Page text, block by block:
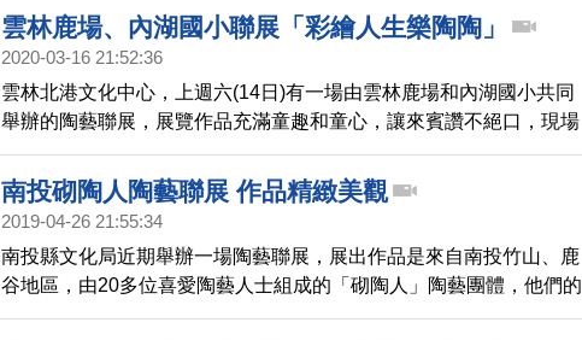
雲林鹿場、內湖國小聯展「彩繪人生樂陶陶」
2020-03-16 21:52:36
雲林北港文化中心，上週六(14日)有一場由雲林鹿場和內湖國小共同
舉辦的陶藝聯展，展覽作品充滿童趣和童心，讓來賓讚不絕口，現場
還有在校生擔任的導覽員，讓活動更加熱鬧有趣。
南投砌陶人陶藝聯展 作品精緻美觀
2019-04-26 21:55:34
南投縣文化局近期舉辦一場陶藝聯展，展出作品是來自南投竹山、鹿
谷地區，由20多位喜愛陶藝人士組成的「砌陶人」陶藝團體，他們的
聯展作品，不但，精緻典雅，而且兼具實用價值，一起去欣賞。